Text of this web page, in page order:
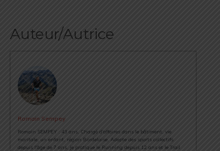
Auteur/Autrice
Romain Sempey
Romain SEMPEY : 43 ans, Chargé d'affaires dans le bâtiment, vie
maritale, un enfant, région Bordelaise. Adepte des sports collectifs
depuis l'âge de 7 ans, je pratique le Running depuis 12 ans et le Trail